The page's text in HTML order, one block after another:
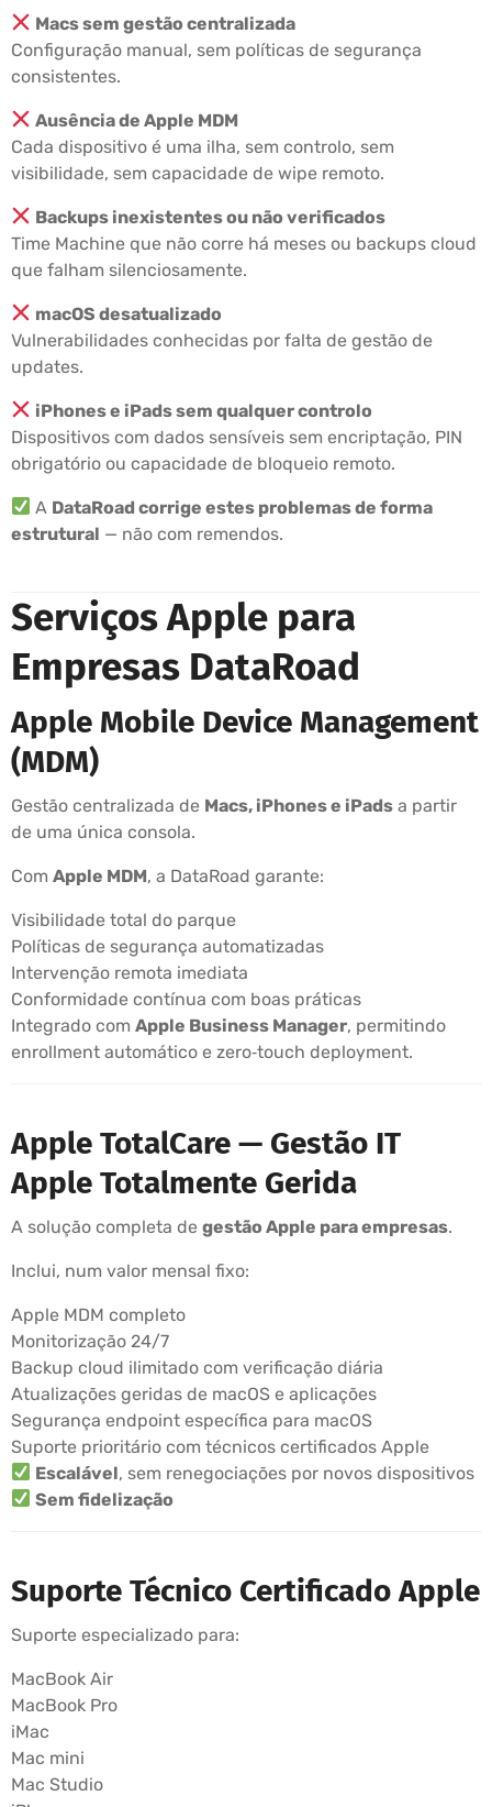
Macs sem gestão centralizada
Configuração manual, sem políticas de segurança
consistentes.
Ausência de Apple MDM
Cada dispositivo é uma ilha, sem controlo, sem
visibilidade, sem capacidade de wipe remoto.
Backups inexistentes ou não verificados
Time Machine que não corre há meses ou backups cloud
que falham silenciosamente.
macOS desatualizado
Vulnerabilidades conhecidas por falta de gestão de
updates.
iPhones e iPads sem qualquer controlo
Dispositivos com dados sensíveis sem encriptação, PIN
obrigatório ou capacidade de bloqueio remoto.
A DataRoad corrige estes problemas de forma
estrutural — não com remendos.
Serviços Apple para
Empresas DataRoad
Apple Mobile Device Management
(MDM)
Gestão centralizada de Macs, iPhones e iPads a partir
de uma única consola.
Com Apple MDM, a DataRoad garante:
Visibilidade total do parque
Políticas de segurança automatizadas
Intervenção remota imediata
Conformidade contínua com boas práticas
Integrado com Apple Business Manager, permitindo
enrollment automático e zero‑touch deployment.
Apple TotalCare — Gestão IT
Apple Totalmente Gerida
A solução completa de gestão Apple para empresas.
Inclui, num valor mensal fixo:
Apple MDM completo
Monitorização 24/7
Backup cloud ilimitado com verificação diária
Atualizações geridas de macOS e aplicações
Segurança endpoint específica para macOS
Suporte prioritário com técnicos certificados Apple
Escalável, sem renegociações por novos dispositivos
Sem fidelização
Suporte Técnico Certificado Apple
Suporte especializado para:
MacBook Air
MacBook Pro
iMac
Mac mini
Mac Studio